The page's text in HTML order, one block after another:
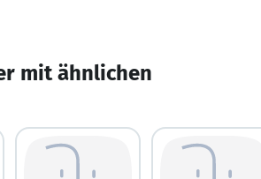
mit ähnlichen